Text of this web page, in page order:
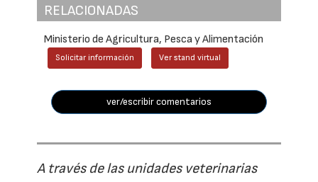
RELACIONADAS
Ministerio de Agricultura, Pesca y Alimentación
Solicitar información Ver stand virtual
ver/escribir comentarios
A través de las unidades veterinarias